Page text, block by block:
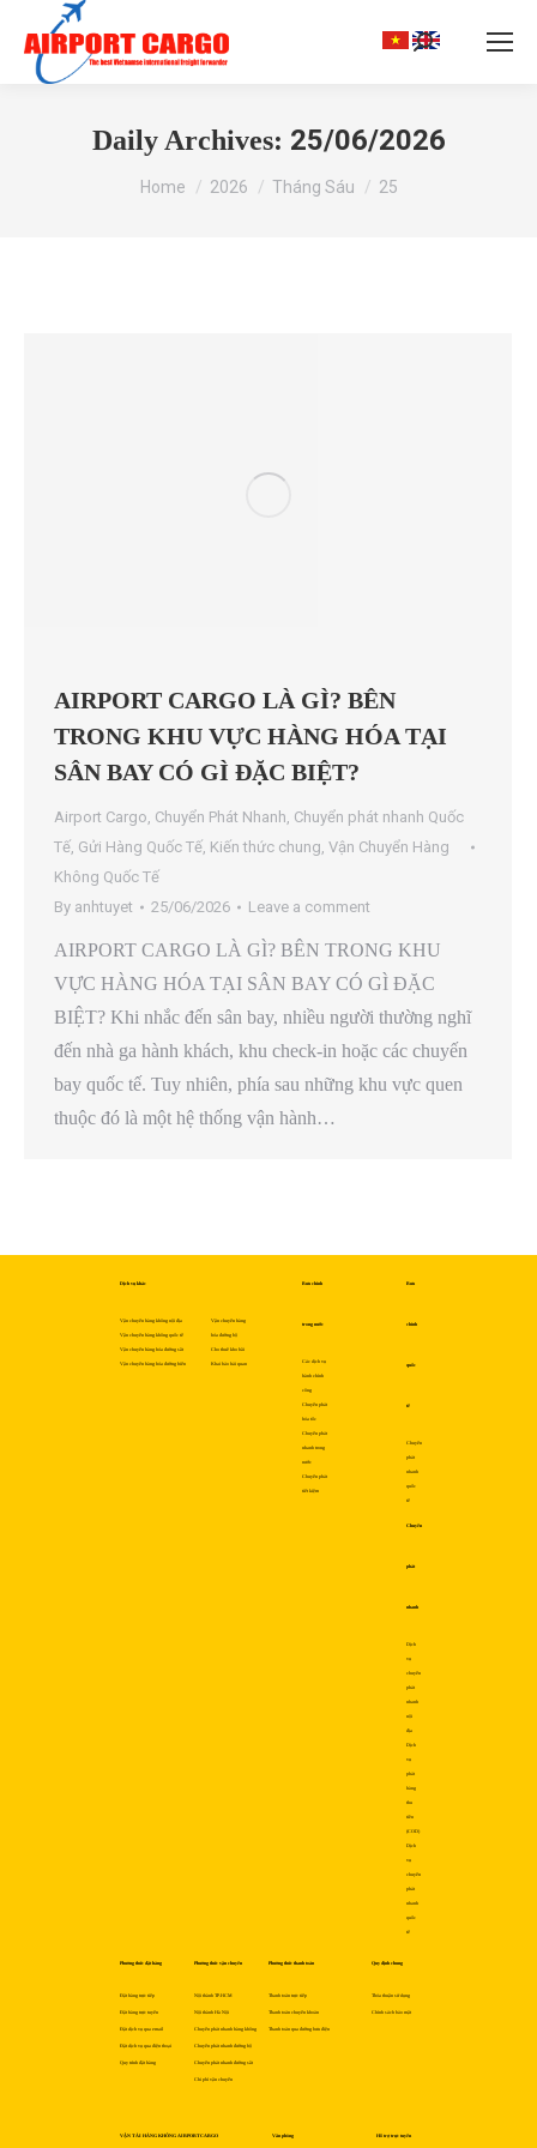
Search:
Daily Archives: 25/06/2026
You are here:
Home 2026 Tháng Sáu 25
AIRPORT CARGO LÀ GÌ? BÊN
TRONG KHU VỰC HÀNG HÓA TẠI
SÂN BAY CÓ GÌ ĐẶC BIỆT?
Airport Cargo, Chuyển Phát Nhanh, Chuyển phát nhanh Quốc
Tế, Gửi Hàng Quốc Tế, Kiến thức chung, Vận Chuyển Hàng
Không Quốc Tế
By anhtuyet 25/06/2026 Leave a comment
AIRPORT CARGO LÀ GÌ? BÊN TRONG KHU
VỰC HÀNG HÓA TẠI SÂN BAY CÓ GÌ ĐẶC
BIỆT? Khi nhắc đến sân bay, nhiều người thường nghĩ
đến nhà ga hành khách, khu check-in hoặc các chuyến
bay quốc tế. Tuy nhiên, phía sau những khu vực quen
thuộc đó là một hệ thống vận hành…
Dịch vụ khác
Vận chuyển hàng không nội địa
Vận chuyển hàng không quốc tế
Vận chuyển hàng hóa đường sắt
Vận chuyển hàng hóa đường biển
Vận chuyển hàng
hóa đường bộ
Cho thuê kho bãi
Khai báo hải quan
Bưu chính
trong nước
Các dịch vụ
hành chính
công
Chuyển phát
hỏa tốc
Chuyển phát
nhanh trong
nước
Chuyển phát
tiết kiệm
Bưu
chính
quốc
tế
Chuyển
phát
nhanh
quốc
tế
Chuyển
phát
nhanh
Dịch
vụ
chuyển
phát
nhanh
nội
địa
Dịch
vụ
phát
hàng
thu
tiền
(COD)
Dịch
vụ
chuyển
phát
nhanh
quốc
tế
Phương thức đặt hàng
Đặt hàng trực tiếp
Đặt hàng trực tuyến
Đặt dịch vụ qua email
Đặt dịch vụ qua điện thoại
Quy trình đặt hàng
Phương thức vận chuyển
Nội thành TP.HCM
Nội thành Hà Nội
Chuyển phát nhanh hàng không
Chuyển phát nhanh đường bộ
Chuyển phát nhanh đường sắt
Chi phí vận chuyển
Phương thức thanh toán
Thanh toán trực tiếp
Thanh toán chuyển khoản
Thanh toán qua đường bưu điện
Quy định chung
Thỏa thuận sử dụng
Chính sách bảo mật
VẬN TẢI HÀNG KHÔNG AIRPORTCARGO Văn phòng Hỗ trợ trực tuyến